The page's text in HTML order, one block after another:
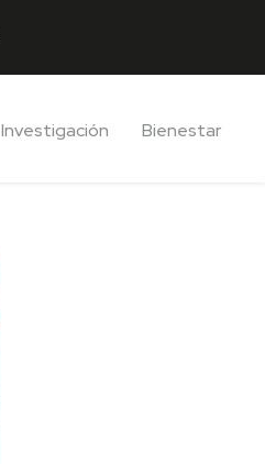
Investigación Bienestar